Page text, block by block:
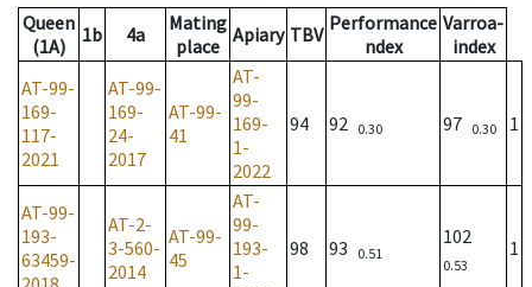
Queen
(1A)
1b 4a
Mating
place Apiary TBV Performance
ndex
Varroa-
index
AT-99-
169-
117-
2021
AT-99-
169-
24-
2017
AT-99-
41
AT-
99-
169-
1-
2022
94 92 0.30 97 0.30 1
AT-99-
193-
63459-
AT-2-
3-560-
2014
AT-99-
45
AT-
99-
193-
1-
98 93 0.51
102
0.53
1